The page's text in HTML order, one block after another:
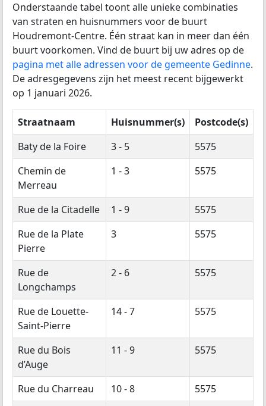
Onderstaande tabel toont alle unieke combinaties
van straten en huisnummers voor de buurt
Houdremont-Centre. Één straat kan in meer dan één
buurt voorkomen. Vind de buurt bij uw adres op de
pagina met alle adressen voor de gemeente Gedinne.
De adresgegevens zijn het meest recent bijgewerkt
op 1 januari 2026.
Straatnaam Huisnummer(s)
Postcode(s)
Baty de la Foire
3 - 5
5575
Chemin de
Merreau
1 - 3 5575
Rue de la Citadelle 1 - 9
5575
Rue de la Plate
Pierre
3 5575
Rue de
Longchamps
2 - 6 5575
Rue de Louette-
Saint-Pierre
14 - 7 5575
Rue du Bois
d’Auge
11 - 9 5575
Rue du Charreau 10 - 8
5575